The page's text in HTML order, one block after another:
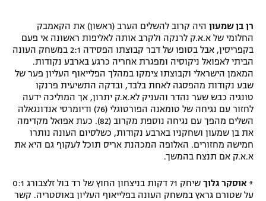
תקנון משתתפים וזוכים בפרסים
תקנון עבור פעילות אלקטרה
תקנון עבור פעילות ספורט 1 – "מרלן"
טניס
גיימינג E-Sports
תנאי שימוש
מדיניות פרטיות
תקנון פעילות ספורט 1
פוטבול אמריקאי NFL
בייסבול MLB
ספורט אתגרי ואקסטרים
אומנויות לחימה
גיימינג E-Sports
רן בן שמעון היה קרוב להשלים הערב (ראשון) את הקאמבק
החלומי של א.א.ק לרנקה ולקרב אותה לאליפות ראשונה אי פעם
בקפריסין, אבל בסופו של דבר קבוצתו הפסידה 2:1 במשחק העונה
הביתי לאפואל ניקוסיה ומפגרת אחריה כרגע בארבע נקודות.
המאמן הישראלי וקבוצתו צימקו במהלך הפלייאוף העליון פער של
שבע נקודות מהפסגה לאחת בלבד, ובדקה התשיעית פרנקו
טונגיה כבש שער נהדר והעניק לא.א.ק יתרון, אך המוליכה ידעה
לחזור עם נגיחה של טומאנה הפורטוגלי (76) ודיומרסי אנדונגאלה
השלים מהפך עם נגיחה נוספת מקרוב (82). כעת אפואל מקדימה
את בן שמעון ושחקניו בארבע נקודות, כשלסיום העונה נותרו
חמישה מחזורים. האלופה המכהנת אריס תוכל לעקוף גם היא את
א.א.ק אם תנצח בהמשך.
* אוסקר גלוך
שיחק 71 דקות בניצחון החוץ של רד בול זלצבורג 0:1
על שטורם גראץ במשחק העונה בפלייאוף העליון באוסטריה. קשר